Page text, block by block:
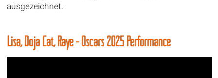
ausgezeichnet.
Lisa, Doja Cat, Raye - Oscars 2025 Performance